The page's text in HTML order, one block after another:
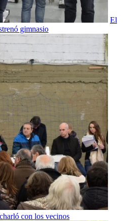
El
gimnasio
con los vecinos